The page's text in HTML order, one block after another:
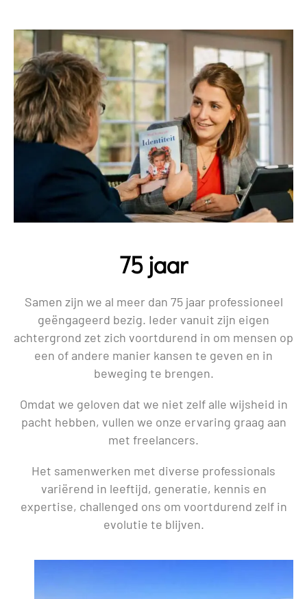
75 jaar
Samen zijn we al meer dan 75 jaar professioneel
geëngageerd bezig. Ieder vanuit zijn eigen
achtergrond zet zich voortdurend in om mensen op
een of andere manier kansen te geven en in
beweging te brengen.
Omdat we geloven dat we niet zelf alle wijsheid in
pacht hebben, vullen we onze ervaring graag aan
met freelancers.
Het samenwerken met diverse professionals
variërend in leeftijd, generatie, kennis en
expertise, challenged ons om voortdurend zelf in
evolutie te blijven.